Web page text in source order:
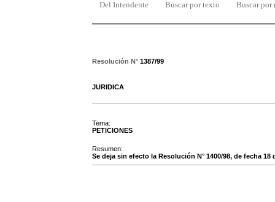
Del Intendente Buscar por texto Buscar por
Resolución N° 1387/99
JURIDICA
Tema:
PETICIONES
Resumen:
Se deja sin efecto la Resolución N° 1400/98, de fecha 18